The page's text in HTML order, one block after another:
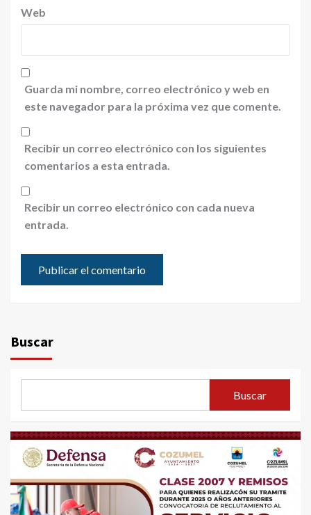
Web
Guarda mi nombre, correo electrónico y web en
este navegador para la próxima vez que comente.
Recibir un correo electrónico con los siguientes
comentarios a esta entrada.
Recibir un correo electrónico con cada nueva
entrada.
Buscar
Buscar